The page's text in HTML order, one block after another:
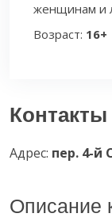
женщинам и
Возраст: 16+
Контакты
Адрес: пер. 4-й
Описание